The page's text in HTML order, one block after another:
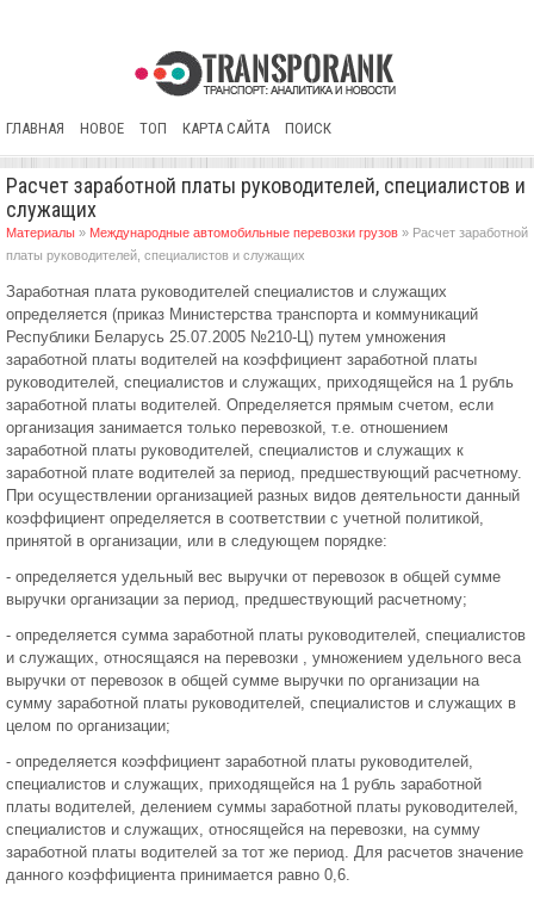
ГЛАВНАЯ НОВОЕ ТОП КАРТА САЙТА ПОИСК
Расчет заработной платы руководителей, специалистов и
служащих
Материалы » Международные автомобильные перевозки грузов » Расчет заработной
платы руководителей, специалистов и служащих
Заработная плата руководителей специалистов и служащих
определяется (приказ Министерства транспорта и коммуникаций
Республики Беларусь 25.07.2005 №210-Ц) путем умножения
заработной платы водителей на коэффициент заработной платы
руководителей, специалистов и служащих, приходящейся на 1 рубль
заработной платы водителей. Определяется прямым счетом, если
организация занимается только перевозкой, т.е. отношением
заработной платы руководителей, специалистов и служащих к
заработной плате водителей за период, предшествующий расчетному.
При осуществлении организацией разных видов деятельности данный
коэффициент определяется в соответствии с учетной политикой,
принятой в организации, или в следующем порядке:
- определяется удельный вес выручки от перевозок в общей сумме
выручки организации за период, предшествующий расчетному;
- определяется сумма заработной платы руководителей, специалистов
и служащих, относящаяся на перевозки , умножением удельного веса
выручки от перевозок в общей сумме выручки по организации на
сумму заработной платы руководителей, специалистов и служащих в
целом по организации;
- определяется коэффициент заработной платы руководителей,
специалистов и служащих, приходящейся на 1 рубль заработной
платы водителей, делением суммы заработной платы руководителей,
специалистов и служащих, относящейся на перевозки, на сумму
заработной платы водителей за тот же период. Для расчетов значение
данного коэффициента принимается равно 0,6.